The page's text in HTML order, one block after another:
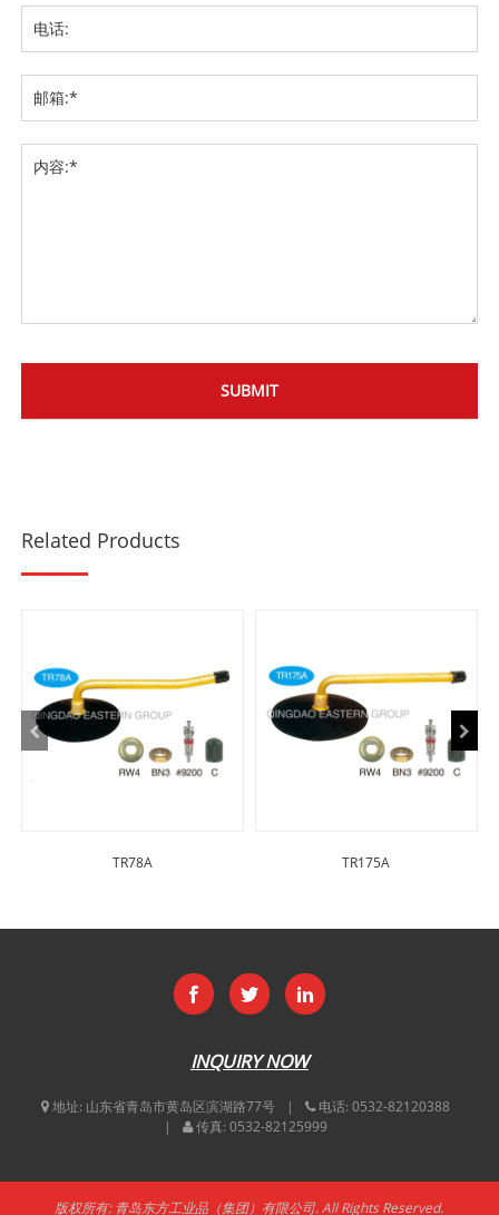
Related Products
TR78A TR175A
INQUIRY NOW
地址: 山东省青岛市黄岛区滨湖路77号 电话: 0532-82120388
传真: 0532-82125999
版权所有: 青岛东方工业品（集团）有限公司. All Rights Reserved.